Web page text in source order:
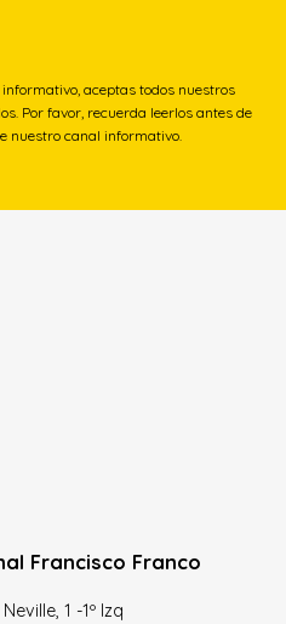
aceptas todos nuestros
Por favor, recuerda leerlos antes de
nuestro canal informativo.
Francisco Franco
1 -1º Izq